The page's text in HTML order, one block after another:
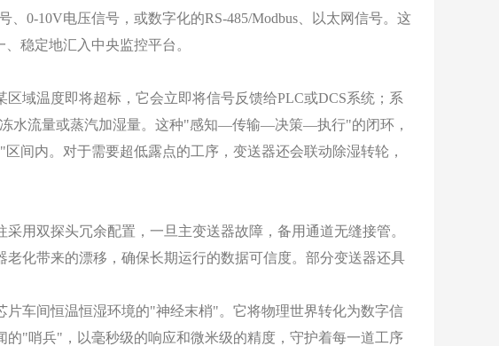
0-10V电压信号，或数字化的RS-485/Modbus、以太网信号。这
稳定地汇入中央监控平台。
温度即将超标，它会立即将信号反馈给PLC或DCS系统；系
水流量或蒸汽加湿量。这种"感知—传输—决策—执行"的闭环，
间内。对于需要超低露点的工序，变送器还会联动除湿转轮，
双探头冗余配置，一旦主变送器故障，备用通道无缝接管。
化带来的漂移，确保长期运行的数据可信度。部分变送器还具
车间恒温恒湿环境的"神经末梢"。它将物理世界转化为数字信
"哨兵"，以毫秒级的响应和微米级的精度，守护着每一道工序